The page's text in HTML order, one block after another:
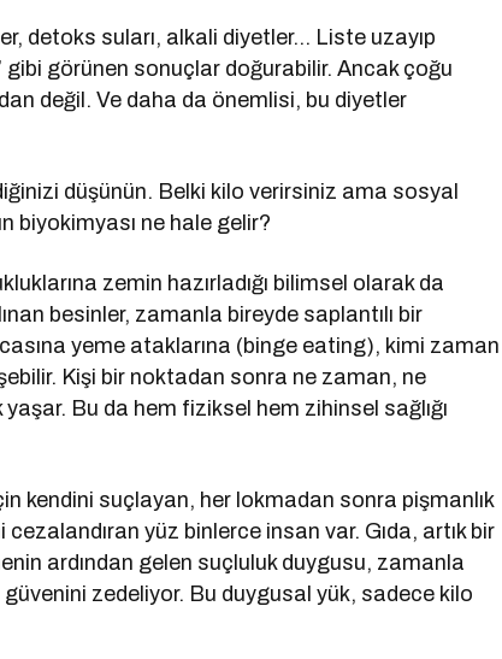
detoks suları, alkali diyetler… Liste uzayıp
görünen sonuçlar doğurabilir. Ancak çoğu
değil. Ve daha da önemlisi, bu diyetler
düşünün. Belki kilo verirsiniz ama sosyal
biyokimyası ne hale gelir?
zemin hazırladığı bilimsel olarak da
besinler, zamanla bireyde saplantılı bir
yeme ataklarına (binge eating), kimi zaman
Kişi bir noktadan sonra ne zaman, ne
Bu da hem fiziksel hem zihinsel sağlığı
kendini suçlayan, her lokmadan sonra pişmanlık
yüz binlerce insan var. Gıda, artık bir
ardından gelen suçluluk duygusu, zamanla
güvenini zedeliyor. Bu duygusal yük, sadece kilo